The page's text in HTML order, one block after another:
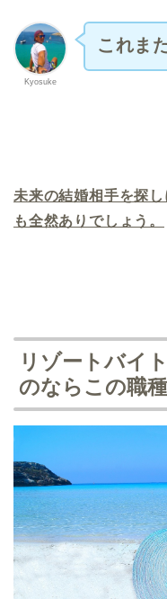
Kyosuke
これま
未来の結婚相手を探
も全然ありでしょう。
リゾートバイ
のならこの職種